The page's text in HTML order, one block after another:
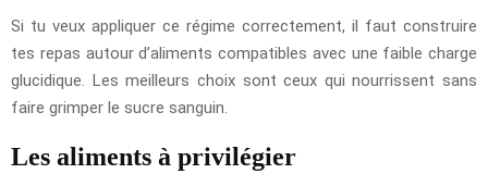
Si tu veux appliquer ce régime correctement, il faut construire
tes repas autour d’aliments compatibles avec une faible charge
glucidique. Les meilleurs choix sont ceux qui nourrissent sans
faire grimper le sucre sanguin.
Les aliments à privilégier